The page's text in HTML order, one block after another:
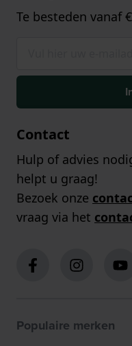
Te besteden vanaf
Contact
Hulp of advies
helpt u graag!
Bezoek onze
vraag via het
Populaire merken